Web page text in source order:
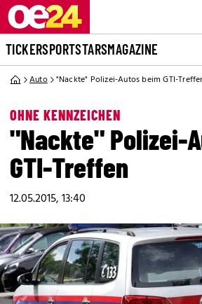
TICKERSPORTSTARSMAGAZINE
Auto "Nackte" Polizei-Autos beim GTI-
OHNE KENNZEICHEN
"Nackte" Polizei-
GTI-Treffen
12.05.2015, 13:40